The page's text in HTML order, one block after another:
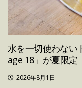
水を一切使わない
age 18」が夏限定
2026年8月1日